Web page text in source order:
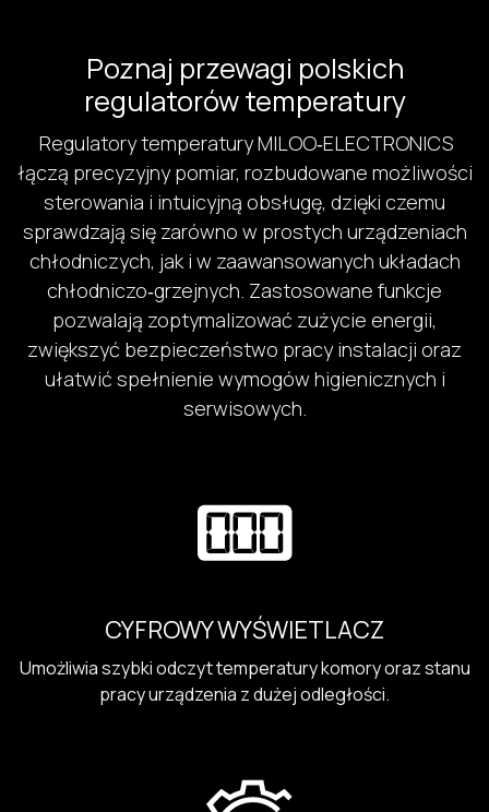
Poznaj przewagi polskich
regulatorów temperatury
Regulatory temperatury MILOO‑ELECTRONICS
łączą precyzyjny pomiar, rozbudowane możliwości
sterowania i intuicyjną obsługę, dzięki czemu
sprawdzają się zarówno w prostych urządzeniach
chłodniczych, jak i w zaawansowanych układach
chłodniczo‑grzejnych. Zastosowane funkcje
pozwalają zoptymalizować zużycie energii,
zwiększyć bezpieczeństwo pracy instalacji oraz
ułatwić spełnienie wymogów higienicznych i
serwisowych.
CYFROWY WYŚWIETLACZ
Umożliwia szybki odczyt temperatury komory oraz stanu
pracy urządzenia z dużej odległości.